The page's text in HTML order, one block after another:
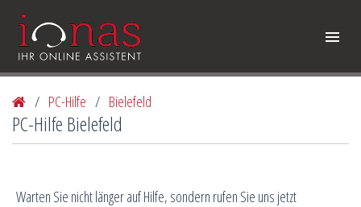
/ PC-Hilfe / Bielefeld
PC-Hilfe Bielefeld
Warten Sie nicht länger auf Hilfe, sondern rufen Sie uns jetzt